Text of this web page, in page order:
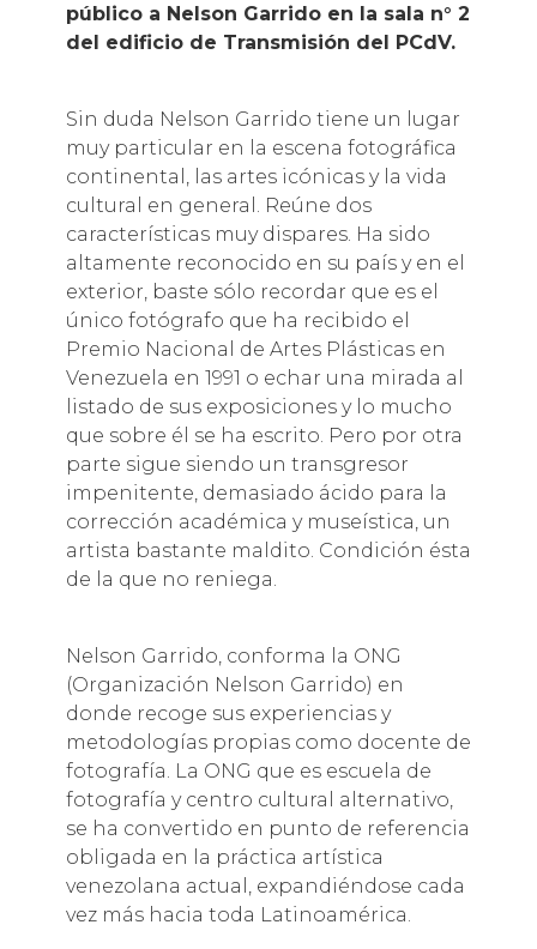
público a Nelson Garrido en la sala n° 2
del edificio de Transmisión del PCdV.
Sin duda Nelson Garrido tiene un lugar
muy particular en la escena fotográfica
continental, las artes icónicas y la vida
cultural en general. Reúne dos
características muy dispares. Ha sido
altamente reconocido en su país y en el
exterior, baste sólo recordar que es el
único fotógrafo que ha recibido el
Premio Nacional de Artes Plásticas en
Venezuela en 1991 o echar una mirada al
listado de sus exposiciones y lo mucho
que sobre él se ha escrito. Pero por otra
parte sigue siendo un transgresor
impenitente, demasiado ácido para la
corrección académica y museística, un
artista bastante maldito. Condición ésta
de la que no reniega.
Nelson Garrido, conforma la ONG
(Organización Nelson Garrido) en
donde recoge sus experiencias y
metodologías propias como docente de
fotografía. La ONG que es escuela de
fotografía y centro cultural alternativo,
se ha convertido en punto de referencia
obligada en la práctica artística
venezolana actual, expandiéndose cada
vez más hacia toda Latinoamérica.